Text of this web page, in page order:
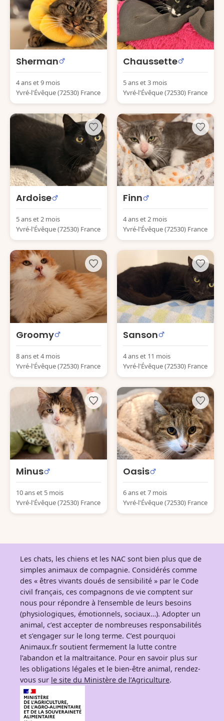
Sherman
4 ans et 9 mois
Yvré-l'Évêque (72530) France
Chaussette
5 ans et 3 mois
Yvré-l'Évêque (72530) France
Ardoise
5 ans et 2 mois
Yvré-l'Évêque (72530) France
Finn
4 ans et 2 mois
Yvré-l'Évêque (72530) France
Groomy
8 ans et 4 mois
Yvré-l'Évêque (72530) France
Sanson
4 ans et 11 mois
Yvré-l'Évêque (72530) France
Minus
10 ans et 5 mois
Yvré-l'Évêque (72530) France
Oasis
6 ans et 7 mois
Yvré-l'Évêque (72530) France
Les chats, les chiens et les NAC sont bien plus que de
simples animaux de compagnie. Considérés comme
des « êtres vivants doués de sensibilité » par le Code
civil français, ces compagnons de vie comptent sur
nous pour répondre à l’ensemble de leurs besoins
(physiologiques, émotionnels, sociaux…). Adopter un
animal, c’est accepter de nombreuses responsabilités
et s’engager sur le long terme. C’est pourquoi
Animaux.fr soutient fermement la lutte contre
l’abandon et la maltraitance. Pour en savoir plus sur
les obligations légales et le bien-être animal, rendez-
vous sur le site du Ministère de l’Agriculture.